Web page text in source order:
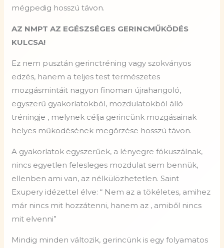
mégpedig hosszú távon.
AZ NMPT AZ EGÉSZSÉGES GERINCMŰKÖDÉS
KULCSA!
Ez nem pusztán gerinctréning vagy szokványos
edzés, hanem a teljes test természetes
mozgásmintáit nagyon finoman újrahangoló,
egyszerű gyakorlatokból, mozdulatokból álló
tréningje , melynek célja gerincünk mozgásainak
helyes működésének megőrzése hosszú távon.
A gyakorlatok egyszerűek, a lényegre fókuszálnak,
nincs egyetlen felesleges mozdulat sem bennük,
ellenben ami van, az nélkülözhetetlen. Saint
Exupery idézettel élve: “ Nem az a tökéletes, amihez
már nincs mit hozzátenni, hanem az , amiből nincs
mit elvenni”
Mindig minden változik, gerincünk is egy folyamatos